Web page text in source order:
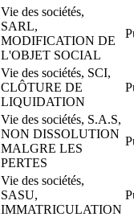
Vie des sociétés,
SARL,
MODIFICATION DE
L'OBJET SOCIAL
Vie des sociétés, SCI,
CLÔTURE DE
LIQUIDATION
Vie des sociétés, S.A.S,
NON DISSOLUTION
MALGRE LES
PERTES
Vie des sociétés,
SASU,
IMMATRICULATION